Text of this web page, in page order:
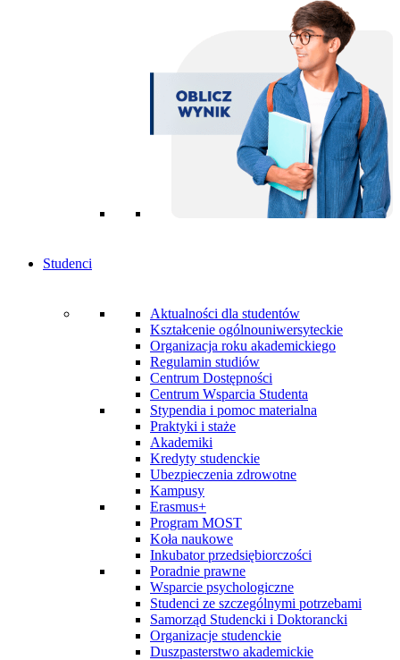
Studenci
Aktualności dla studentów
Kształcenie ogólnouniwersyteckie
Organizacja roku akademickiego
Regulamin studiów
Centrum Dostępności
Centrum Wsparcia Studenta
Stypendia i pomoc materialna
Praktyki i staże
Akademiki
Kredyty studenckie
Ubezpieczenia zdrowotne
Kampusy
Erasmus+
Program MOST
Koła naukowe
Inkubator przedsiębiorczości
Poradnie prawne
Wsparcie psychologiczne
Studenci ze szczególnymi potrzebami
Samorząd Studencki i Doktorancki
Organizacje studenckie
Duszpasterstwo akademickie